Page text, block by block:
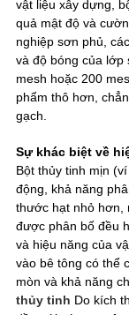
vật liệu xây dựng,
quả mật độ và
nghiệp sơn phủ,
và độ bóng của lớp
mesh hoặc 200
phẩm thô hơn,
gạch.
Sự khác biệt về
Bột thủy tinh mịn
động, khả năng
thước hạt nhỏ hơn,
được phân bố đều
và hiệu năng của
vào bê tông có thể
mòn và khả năng
thủy tinh Do kích